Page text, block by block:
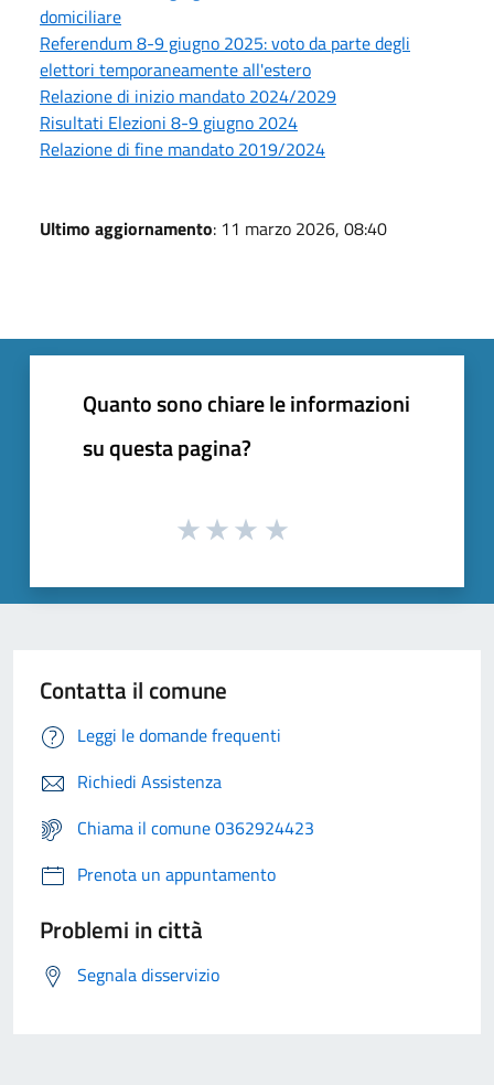
domiciliare
Referendum 8-9 giugno 2025: voto da parte degli
elettori temporaneamente all'estero
Relazione di inizio mandato 2024/2029
Risultati Elezioni 8-9 giugno 2024
Relazione di fine mandato 2019/2024
Ultimo aggiornamento: 11 marzo 2026, 08:40
Quanto sono chiare le informazioni
su questa pagina?
Contatta il comune
Leggi le domande frequenti
Richiedi Assistenza
Chiama il comune 0362924423
Prenota un appuntamento
Problemi in città
Segnala disservizio